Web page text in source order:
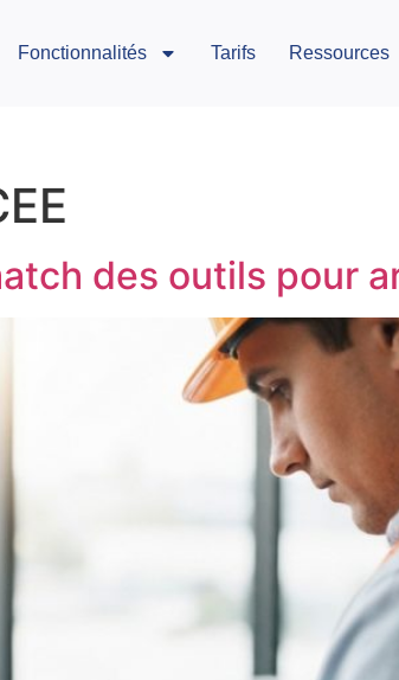
Fonctionnalités Tarifs Ressources
des outils pour